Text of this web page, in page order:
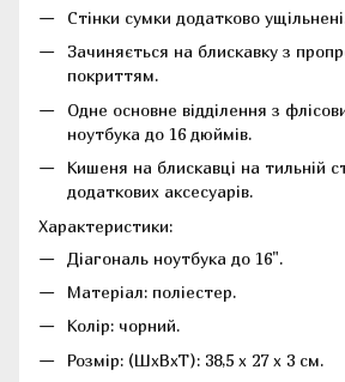
Стінки сумки додатково
Зачиняється на блискавку з
покриттям.
Одне основне відділення з
ноутбука до 16 дюймів.
Кишеня на блискавці на тильній
додаткових аксесуарів.
Характеристики:
Діагональ ноутбука до 16".
Матеріал: поліестер.
Колір: чорний.
Розмір: (ШхВхТ): 38,5 x 27 x 3 см.